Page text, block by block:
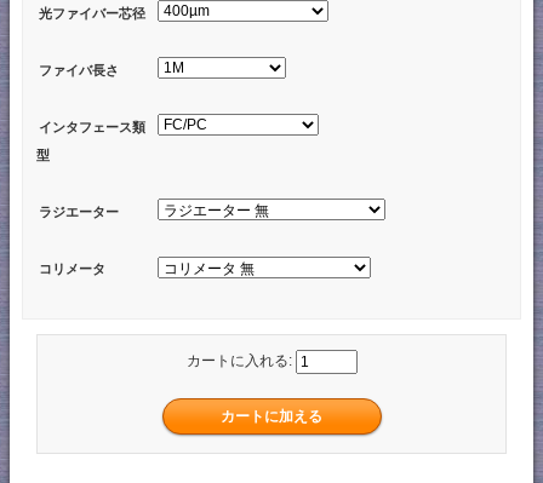
光ファイバー芯径
ファイバ長さ
インタフェース類
型
ラジエーター
コリメータ
カートに入れる: